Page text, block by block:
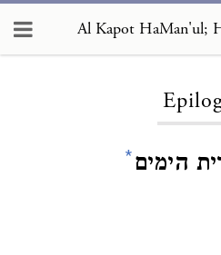
הימים*